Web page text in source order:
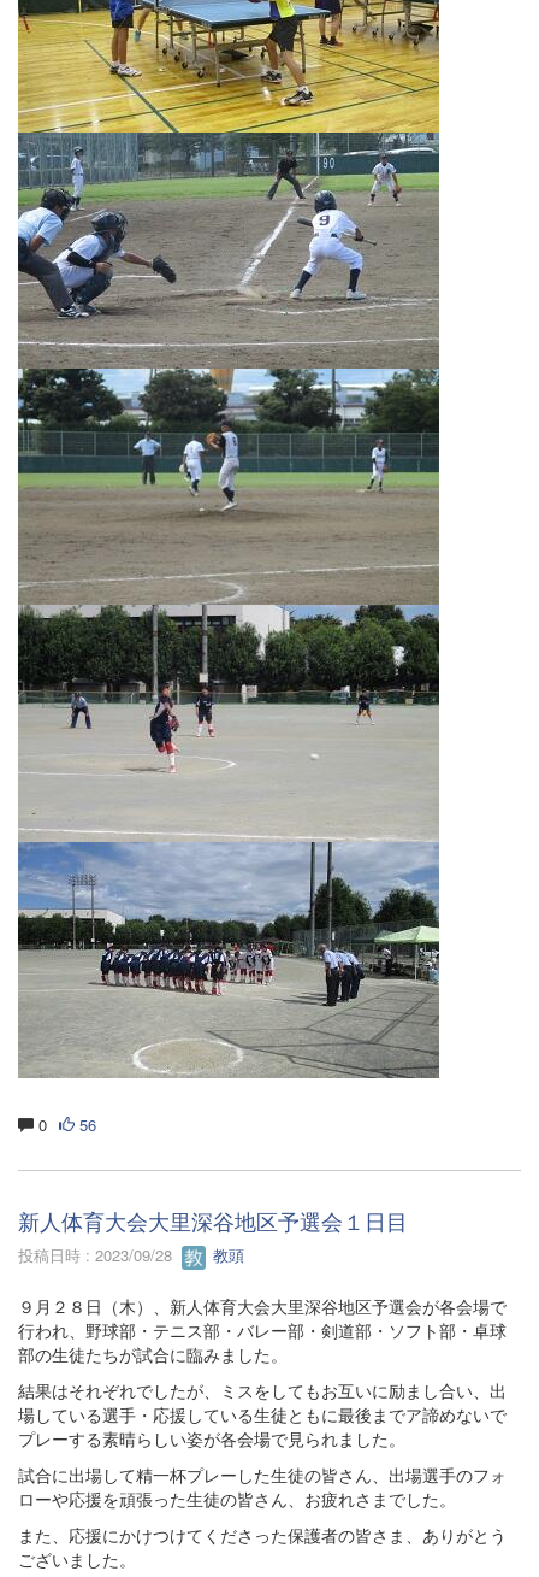
0 56
新人体育大会大里深谷地区予選会１日目
投稿日時 : 2023/09/28 教頭
９月２８日（木）、新人体育大会大里深谷地区予選会が各会場で
行われ、野球部・テニス部・バレー部・剣道部・ソフト部・卓球
部の生徒たちが試合に臨みました。
結果はそれぞれでしたが、ミスをしてもお互いに励まし合い、出
場している選手・応援している生徒ともに最後までア諦めないで
プレーする素晴らしい姿が各会場で見られました。
試合に出場して精一杯プレーした生徒の皆さん、出場選手のフォ
ローや応援を頑張った生徒の皆さん、お疲れさまでした。
また、応援にかけつけてくださった保護者の皆さま、ありがとう
ございました。